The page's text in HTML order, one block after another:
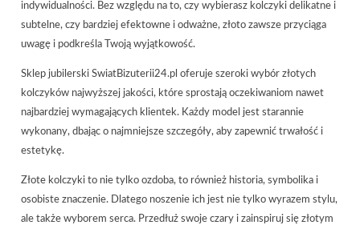
indywidualności. Bez względu na to, czy wybierasz kolczyki delikatne i
subtelne, czy bardziej efektowne i odważne, złoto zawsze przyciąga
uwagę i podkreśla Twoją wyjątkowość.
Sklep jubilerski SwiatBizuterii24.pl oferuje szeroki wybór złotych
kolczyków najwyższej jakości, które sprostają oczekiwaniom nawet
najbardziej wymagających klientek. Każdy model jest starannie
wykonany, dbając o najmniejsze szczegóły, aby zapewnić trwałość i
estetykę.
Złote kolczyki to nie tylko ozdoba, to również historia, symbolika i
osobiste znaczenie. Dlatego noszenie ich jest nie tylko wyrazem stylu,
ale także wyborem serca. Przedłuż swoje czary i zainspiruj się złotym